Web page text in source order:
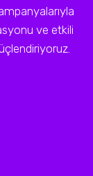
ve etkili